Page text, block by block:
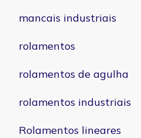
mancais industriais
rolamentos
rolamentos de agulha
rolamentos industriais
Rolamentos lineares